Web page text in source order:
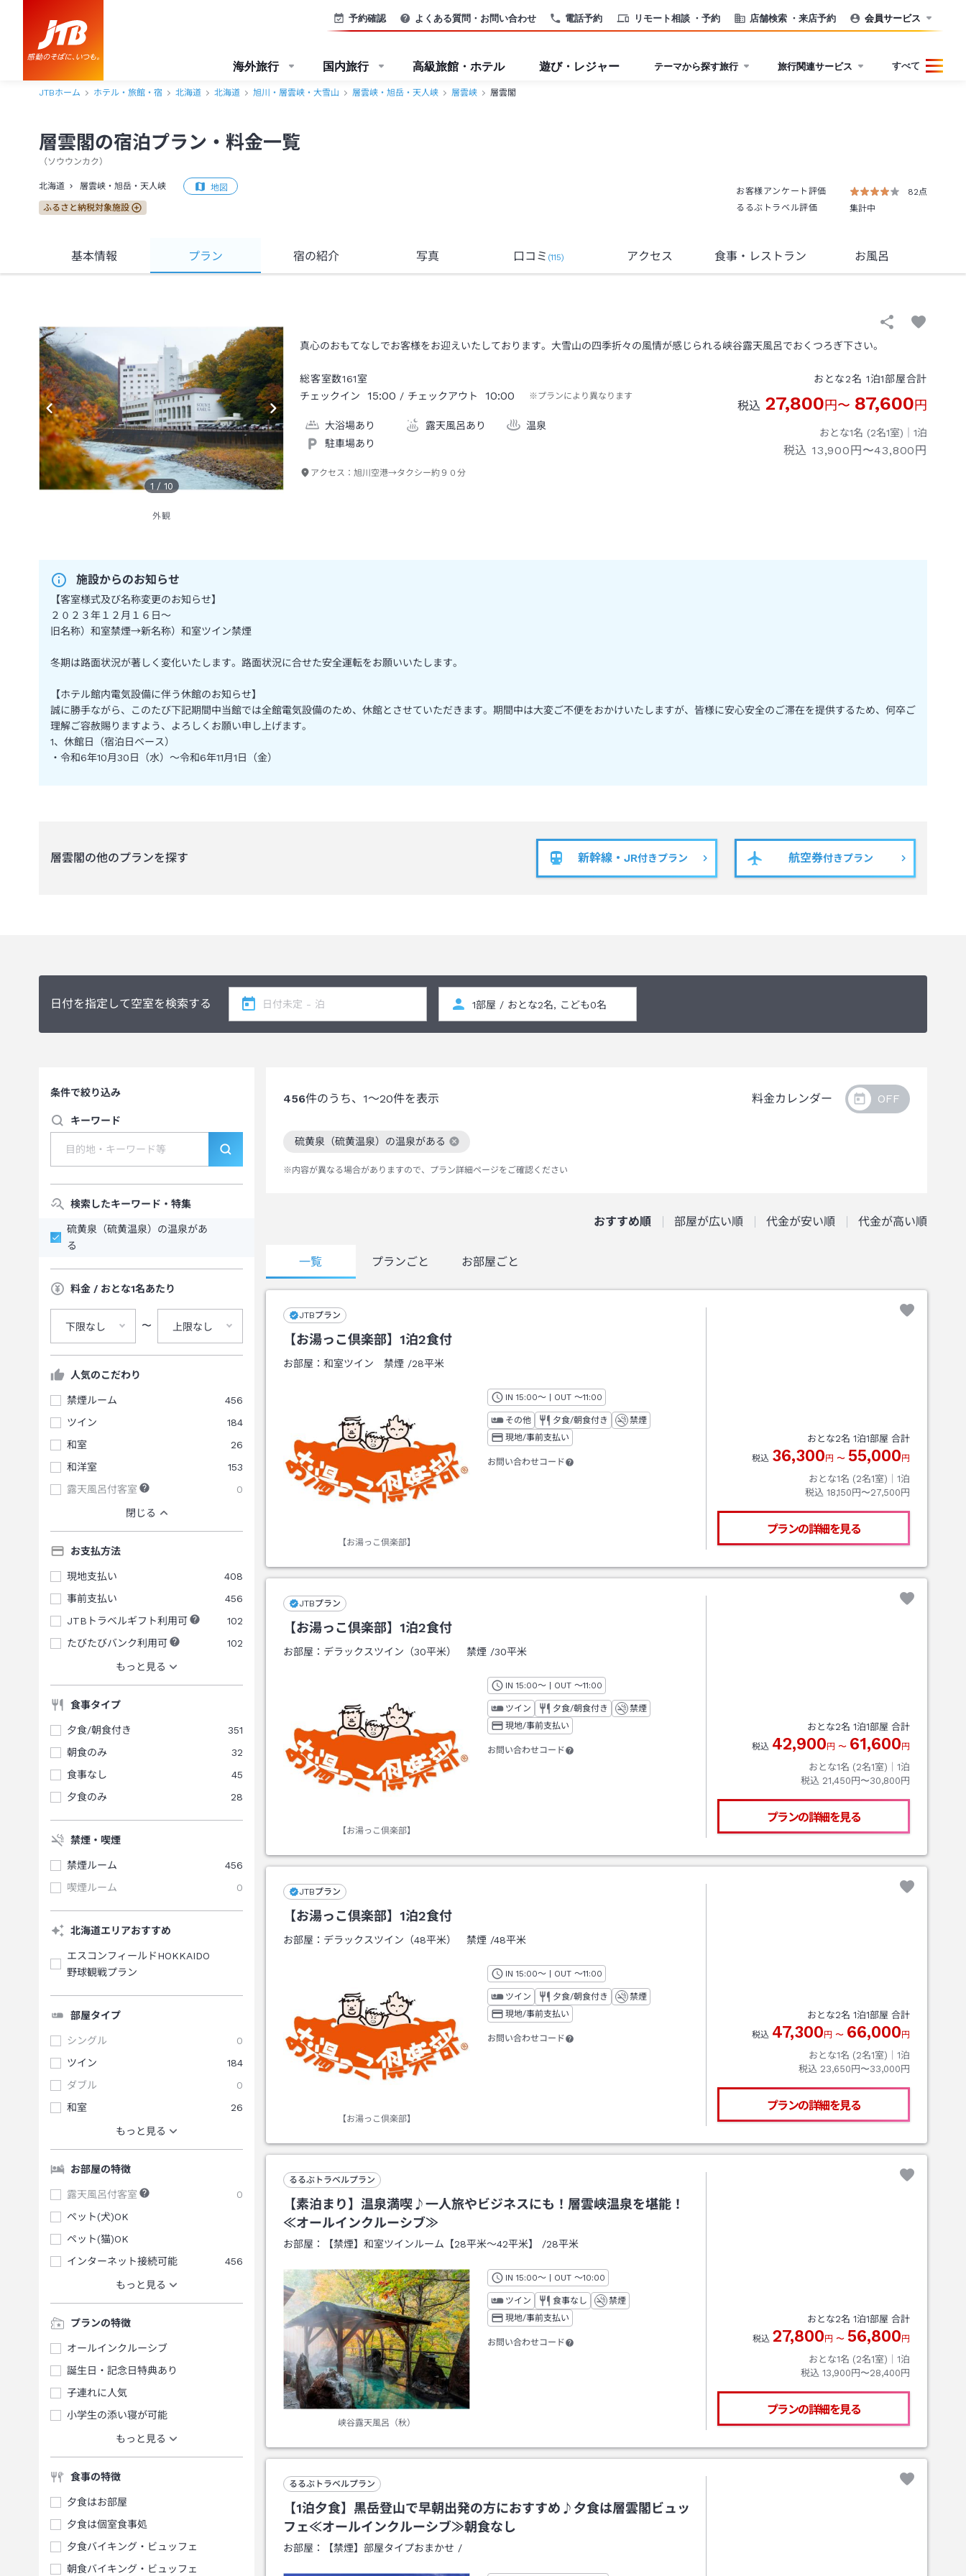
電話予約 リモート相談 ・予約 店舗検索 ・来店予約
予約確認 よくある質問・お問い合わせ 会員サービス
海外旅行 国内旅行 高級旅館・ホテル 遊び・レジャー テーマから探す旅行 旅行関連サービス すべて
JTBホーム ホテル・旅館・宿 北海道 北海道 旭川・層雲峡・大雪山 層雲峡・旭岳・天人峡 層雲峡 層雲閣
層雲閣の宿泊プラン・料金一覧
（ ソウウンカク）
北海道 層雲峡・旭岳・天人峡 地図
ふるさと納税対象施設
お客様アンケート評価
82点
るるぶトラベル評価
集計中
基本情報 プラン 宿の紹介 写真 口コミ (115) アクセス 食事 ・レストラン お風呂
1 / 10
外観
真心のおもてなしでお客様をお迎えいたしております。大雪山の四季折々の風情が感じられる峡谷露天風呂でおくつろぎ下さい。
総客室数161室
チェックイン
15:00 / チェックアウト 10:00 ※プランにより異なります
大浴場あり 露天風呂あり
温泉
駐車場あり
アクセス：旭川空港→タクシー約９０分
おとな2名 1泊1部屋合計
税込 27,800円〜 87,600円
おとな1名 (2名1室)｜ 1泊
税込 13,900円〜43,800円
施設からのお知らせ
【客室様式及び名称変更のお知らせ】
２０２３年１２月１６日～
旧名称）和室禁煙→新名称）和室ツイン禁煙
冬期は路面状況が著しく変化いたします。路面状況に合せた安全運転をお願いいたします。
【ホテル館内電気設備に伴う休館のお知らせ】
誠に勝手ながら、このたび下記期間中当館では全館電気設備のため、休館とさせていただきます。期間中は大変ご不便をおかけいたしますが、皆様に安心安全のご滞在を提供するため、何卒ご
理解ご容赦賜りますよう、よろしくお願い申し上げます。
1、休館日（宿泊日ベース）
・令和6年10月30日（水）～令和6年11月1日（金）
層雲閣の他のプランを探す 新幹線・JR付きプラン 航空券付きプラン
日付を指定して空室を検索する
条件で絞り込み
キーワード
検索したキーワード・特集
硫黄泉（硫黄温泉）の温泉があ
る
料金 / おとな1名あたり
下限なし 〜 上限なし
人気のこだわり
禁煙ルーム
456
ツイン
184
和室
26
和洋室
153
露天風呂付客室
0
閉じる
お支払方法
現地支払い
408
事前支払い
456
JTBトラベルギフト利用可
102
たびたびバンク利用可
102
もっと見る
食事タイプ
夕食/朝食付き
351
朝食のみ
32
食事なし
45
夕食のみ
28
禁煙・喫煙
禁煙ルーム
456
喫煙ルーム
0
北海道エリアおすすめ
エスコンフィールドHOKKAIDO
野球観戦プラン
部屋タイプ
シングル
0
ツイン
184
ダブル
0
和室
26
もっと見る
お部屋の特徴
露天風呂付客室
0
ペット(犬)OK
ペット(猫)OK
インターネット接続可能
456
もっと見る
プランの特徴
オールインクルーシブ
誕生日・記念日特典あり
子連れに人気
小学生の添い寝が可能
もっと見る
食事の特徴
夕食はお部屋
夕食は個室食事処
夕食バイキング・ビュッフェ
朝食バイキング・ビュッフェ
456件のうち、 1～20件を表示 料金カレンダー
硫黄泉（硫黄温泉）の温泉がある
この絞り込み条件を解除
※内容が異なる場合がありますので、プラン詳細ページをご確認ください
おすすめ順 部屋が広い順 代金が安い順 代金が高い順
一覧 プランごと お部屋ごと
JTBプラン
【お湯っこ倶楽部】1泊2食付
お部屋： 和室ツイン 禁煙/28平米
【お湯っこ倶楽部】
IN チェックイン
15:00～ | OUT チェックアウト
～11:00
その他 夕食/朝食付き
禁煙
現地/事前支払い
お問い合わせコード
おとな2名 1泊1部屋 合計
税込 36,300円 〜 55,000円
おとな1名 (2名1室)｜ 1泊
税込 18,150円〜27,500円
プランの詳細を見る
JTBプラン
【お湯っこ倶楽部】1泊2食付
お部屋： デラックスツイン（30平米） 禁煙/30平米
【お湯っこ倶楽部】
IN チェックイン
15:00～ | OUT チェックアウト
～11:00
ツイン 夕食/朝食付き
禁煙
現地/事前支払い
お問い合わせコード
おとな2名 1泊1部屋 合計
税込 42,900円 〜 61,600円
おとな1名 (2名1室)｜ 1泊
税込 21,450円〜30,800円
プランの詳細を見る
JTBプラン
【お湯っこ倶楽部】1泊2食付
お部屋： デラックスツイン（48平米） 禁煙/48平米
【お湯っこ倶楽部】
IN チェックイン
15:00～ | OUT チェックアウト
～11:00
ツイン 夕食/朝食付き
禁煙
現地/事前支払い
お問い合わせコード
おとな2名 1泊1部屋 合計
税込 47,300円 〜 66,000円
おとな1名 (2名1室)｜ 1泊
税込 23,650円〜33,000円
プランの詳細を見る
るるぶトラベルプラン
【素泊まり】温泉満喫♪一人旅やビジネスにも！層雲峡温泉を堪能！
≪オールインクルーシブ≫
お部屋： 【禁煙】和室ツインルーム【28平米～42平米】 /28平米
峡谷露天風呂（秋）
IN チェックイン
15:00～ | OUT チェックアウト
～10:00
ツイン 食事なし
禁煙
現地/事前支払い
お問い合わせコード
おとな2名 1泊1部屋 合計
税込 27,800円 〜 56,800円
おとな1名 (2名1室)｜ 1泊
税込 13,900円〜28,400円
プランの詳細を見る
るるぶトラベルプラン
【1泊夕食】黒岳登山で早朝出発の方におすすめ♪夕食は層雲閣ビュッ
フェ≪オールインクルーシブ≫朝食なし
お部屋： 【禁煙】部屋タイプおまかせ /